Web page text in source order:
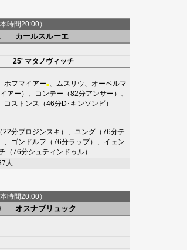
時間20:00）
カールスルーエ
25' マタノヴィッチ
ホフマイアー■ ムスリウ
オーベルマ
アー ）、 コンテー （82分アンサー ）、
コストンス （46分D･キンソンビ）
（22分ブロジンスキ ）、 ユング （76分テ
、 ゴンドルフ （76分ラップ）、 イェン
（76分シュティンドゥル）
人
時間20:00）
オスナブリュック